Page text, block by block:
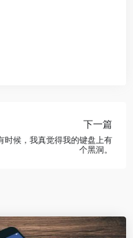
下一篇
时候，我真觉得我的键盘上有
个黑洞。